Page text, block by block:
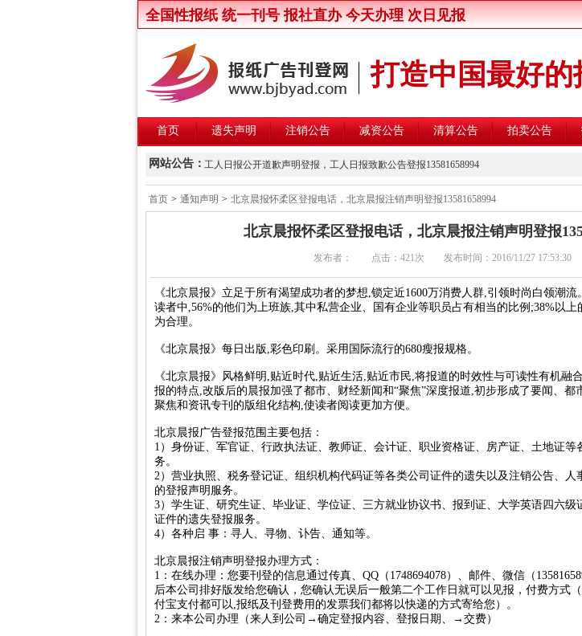
全国性报纸 统一刊号 报社直办 今天办理 次日见报
打造中国最好
首页 遗失声明 注销公告 减资公告 清算公告 拍卖公告
网站公告： 工人日报公开道歉声明登报，工人日报致歉公告登报13581658994
楚雄州交通运输局关于公开遴选第三方安全监控建设与运营主体的公告
北京晚报股东大会通知登报，北京晚报股东大会公告登报13581658994
中国商报股东会通知登报，中国商报股东会通知公告登报13581658994
中国改革报资产处置公告登报，中国改革报资产转让公告登报13581658994
北京青年报卫生行政处罚公告登报，北京青年报行政处罚通知登报13581658994
北京日报卫生行政处罚公告登报，北京日报行政处罚通知登报13581658994
中华工商时报维权公告登报，中华工商时报企业维权声明登报13581658994
北京晚报税务稽查公告登报，北京晚报税务行政处罚公告刊登13581658994
新京报海关稽查公告登报，新京报海关稽查处罚公告登报13581658994
经济日报企业维权公告登报，经济日报维权声明登报13581658994
法制日报税务稽查公告登报，法制日报稽查公告刊登电话13581658994
北京晚报建设行政处罚通知登报，北京晚报行政处罚广告登报13581658994
北京晨报海关行政处罚公告登报，海关行政处罚通知公告13581658994
法制日报工商行政处罚公告登报，法制日报处罚公告刊登电话13581658994
人民日报海外版资产处置公告登报，资产处置公告登报电话13581658994
经济日报土地使用权转让公告登报，经济日报土地转让刊登电话13581658994
中国商报资产处置公告登报，中国商报资产转让公告登报13581658994
首页 > 通知声明 > 北京晨报怀柔区登报电话，北京晨报注销声明登报13581658994
北京晨报怀柔区登报电话，北京晨报注销声明登报
发布者： 点击： 421次 发布时间：2016/11/27 17:53:30
《北京晨报》立足于所有渴望成功者的梦想,锁定近1600万消费人群,引领时尚白领潮
读者中,56%的他们为上班族,其中私营企业、国有企业等职员占有相当的比例;38%以
为合理。
《北京晨报》每日出版,彩色印刷。采用国际流行的680瘦报规格。
《北京晨报》风格鲜明,贴近时代,贴近生活,贴近市民,将报道的时效性与可读性有机融
报的特点,改版后的晨报加强了都市、财经新闻和“聚焦”深度报道,初步形成了要闻、都
聚焦和资讯专刊的版组化结构,使读者阅读更加方便。
北京晨报广告登报范围主要包括：
1）身份证、军官证、行政执法证、教师证、会计证、职业资格证、房产证、土地证等
务。
2）营业执照、税务登记证、组织机构代码证等各类公司证件的遗失以及注销公告、人
的登报声明服务。
3）学生证、研究生证、毕业证、学位证、三方就业协议书、报到证、大学英语四六级
证件的遗失登报服务。
4）各种启 事：寻人、寻物、讣告、通知等。
北京晨报注销声明登报办理方式：
1：在线办理：您要刊登的信息通过传真、QQ（1748694078）、邮件、微信（
后本公司排好版发给您确认，您确认无误后一般第二个工作日就可以见报，付费方式
付宝支付都可以,报纸及刊登费用的发票我们都将以快递的方式寄给您）。
2：来本公司办理（来人到公司→确定登报内容、登报日期、→交费）